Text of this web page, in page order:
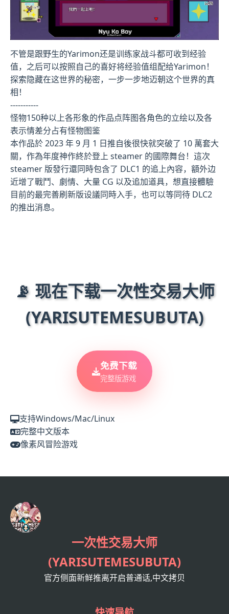
不管是跟野生的Yarimon还是训练家战斗都可收到经验
值，之后可以按照自己的喜好将经验值组配给Yarimon！
探索隐藏在这世界的秘密，一步一步地迈朝这个世界的真
相！
-----------
怪物150种以上各形象的作品点阵图各角色的立绘以及各
表示情差分占有怪物图鉴
本作品於 2023 年 9 月 1 日推自後很快就突破了 10 萬套大
關，作為年度神作終於登上 steamer 的國際舞台！這次
steamer 版發行還同時包含了 DLC1 的追上內容，額外边
近增了戰鬥、劇情、大量 CG 以及追加道具，想直接體驗
目前的最完善刷新版设議同時入手，也可以等同待 DLC2
的推出消息。
📡 现在下载一次性交易大师
(YARISUTEMESUBUTA)
免费下载
完整版游戏
支持Windows/Mac/Linux
完整中文版本
像素风冒险游戏
一次性交易大师
(YARISUTEMESUBUTA)
官方侧面新鲜推离开启普通话,中文拷贝